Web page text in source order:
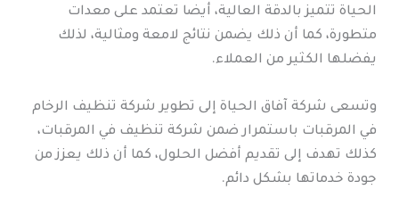
الحياة تتميز بالدقة العالية، أيضا تعتمد على معدات
متطورة، كما أن ذلك يضمن نتائج لامعة ومثالية، لذلك
يفضلها الكثير من العملاء.
وتسعى شركة آفاق الحياة إلى تطوير شركة تنظيف الرخام
في المرقبات باستمرار ضمن شركة تنظيف في المرقبات،
كذلك تهدف إلى تقديم أفضل الحلول، كما أن ذلك يعزز من
جودة خدماتها بشكل دائم.